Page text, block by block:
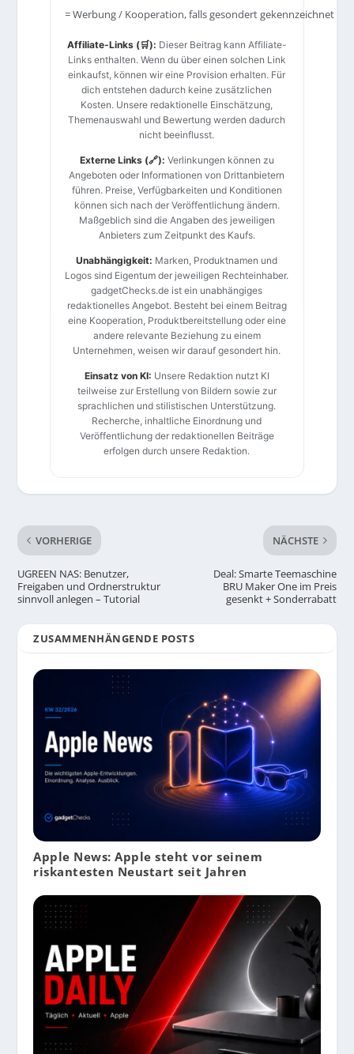
= Werbung / Kooperation, falls gesondert gekennzeichnet
Affiliate-Links (🛒): Dieser Beitrag kann Affiliate-
Links enthalten. Wenn du über einen solchen Link
einkaufst, können wir eine Provision erhalten. Für
dich entstehen dadurch keine zusätzlichen
Kosten. Unsere redaktionelle Einschätzung,
Themenauswahl und Bewertung werden dadurch
nicht beeinflusst.
Externe Links (🔗): Verlinkungen können zu
Angeboten oder Informationen von Drittanbietern
führen. Preise, Verfügbarkeiten und Konditionen
können sich nach der Veröffentlichung ändern.
Maßgeblich sind die Angaben des jeweiligen
Anbieters zum Zeitpunkt des Kaufs.
Unabhängigkeit: Marken, Produktnamen und
Logos sind Eigentum der jeweiligen Rechteinhaber.
gadgetChecks.de ist ein unabhängiges
redaktionelles Angebot. Besteht bei einem Beitrag
eine Kooperation, Produktbereitstellung oder eine
andere relevante Beziehung zu einem
Unternehmen, weisen wir darauf gesondert hin.
Einsatz von KI: Unsere Redaktion nutzt KI
teilweise zur Erstellung von Bildern sowie zur
sprachlichen und stilistischen Unterstützung.
Recherche, inhaltliche Einordnung und
Veröffentlichung der redaktionellen Beiträge
erfolgen durch unsere Redaktion.
VORHERIGE
UGREEN NAS: Benutzer,
Freigaben und Ordnerstruktur
sinnvoll anlegen – Tutorial
NÄCHSTE
Deal: Smarte Teemaschine
BRU Maker One im Preis
gesenkt + Sonderrabatt
ZUSAMMENHÄNGENDE POSTS
Apple News: Apple steht vor seinem
riskantesten Neustart seit Jahren